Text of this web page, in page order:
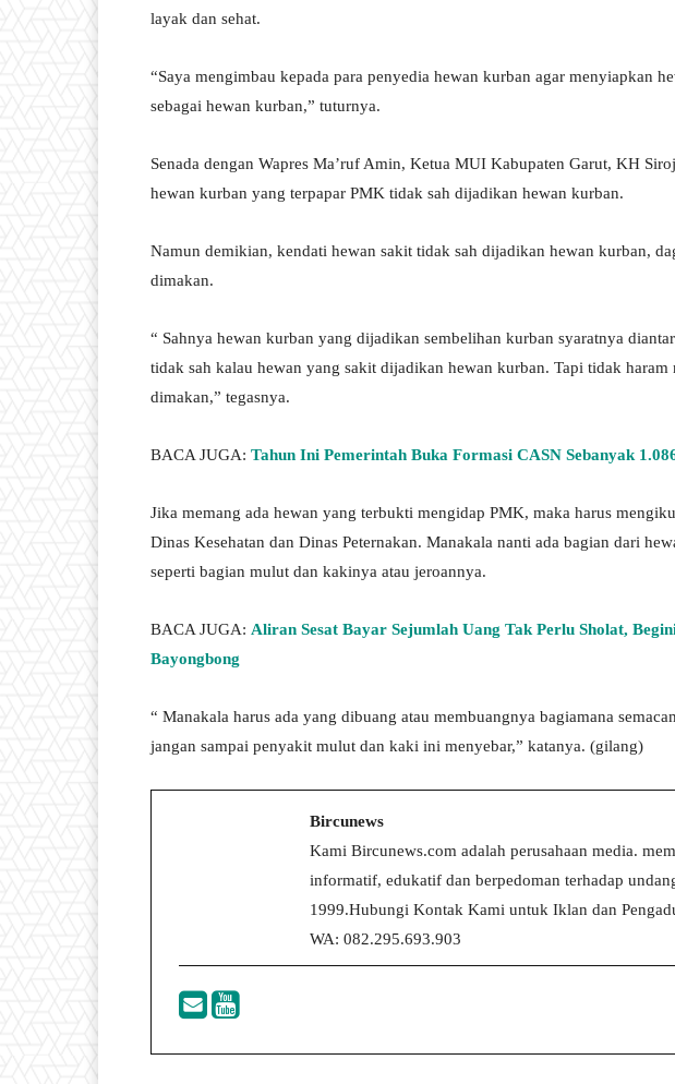
layak dan sehat.
“Saya mengimbau kepada para penyedia hewan kurban agar menyiapkan
sebagai hewan kurban,” tuturnya.
Senada dengan Wapres Ma’ruf Amin, Ketua MUI Kabupaten Garut, KH
hewan kurban yang terpapar PMK tidak sah dijadikan hewan kurban.
Namun demikian, kendati hewan sakit tidak sah dijadikan hewan kurban,
dimakan.
“ Sahnya hewan kurban yang dijadikan sembelihan kurban syaratnya
tidak sah kalau hewan yang sakit dijadikan hewan kurban. Tapi tidak haram
dimakan,” tegasnya.
BACA JUGA: Tahun Ini Pemerintah Buka Formasi CASN Sebanyak
Jika memang ada hewan yang terbukti mengidap PMK, maka harus
Dinas Kesehatan dan Dinas Peternakan. Manakala nanti ada bagian dari
seperti bagian mulut dan kakinya atau jeroannya.
BACA JUGA: Aliran Sesat Bayar Sejumlah Uang Tak Perlu Sholat,
Bayongbong
“ Manakala harus ada yang dibuang atau membuangnya bagiamana
jangan sampai penyakit mulut dan kaki ini menyebar,” katanya. (gilang)
Bircunews
Kami Bircunews.com adalah perusahaan media.
informatif, edukatif dan berpedoman terhadap
1999.Hubungi Kontak Kami untuk Iklan dan
WA: 082.295.693.903